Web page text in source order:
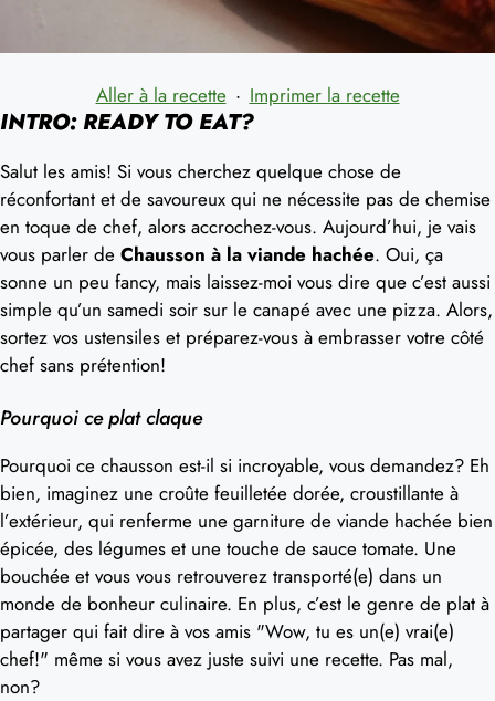
Aller à la recette · Imprimer la recette
INTRO: READY TO EAT?
Salut les amis! Si vous cherchez quelque chose de
réconfortant et de savoureux qui ne nécessite pas de chemise
en toque de chef, alors accrochez-vous. Aujourd’hui, je vais
vous parler de Chausson à la viande hachée. Oui, ça
sonne un peu fancy, mais laissez-moi vous dire que c’est aussi
simple qu’un samedi soir sur le canapé avec une pizza. Alors,
sortez vos ustensiles et préparez-vous à embrasser votre côté
chef sans prétention!
Pourquoi ce plat claque
Pourquoi ce chausson est-il si incroyable, vous demandez? Eh
bien, imaginez une croûte feuilletée dorée, croustillante à
l’extérieur, qui renferme une garniture de viande hachée bien
épicée, des légumes et une touche de sauce tomate. Une
bouchée et vous vous retrouverez transporté(e) dans un
monde de bonheur culinaire. En plus, c’est le genre de plat à
partager qui fait dire à vos amis "Wow, tu es un(e) vrai(e)
chef!" même si vous avez juste suivi une recette. Pas mal,
non?